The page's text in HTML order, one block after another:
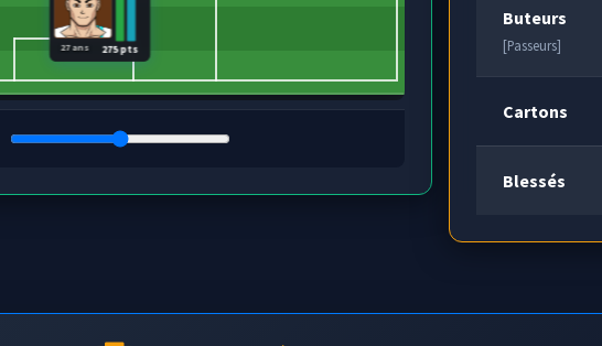
275 pts
27 ans
Buteurs
[Passeurs]
Cartons
Blessés